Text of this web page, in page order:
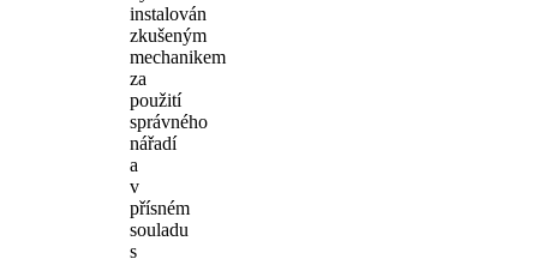
instalován
zkušeným
mechanikem
za
použití
správného
nářadí
a
v
přísném
souladu
s